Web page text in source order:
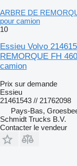
ARBRE DE
pour camion
10
Essieu Volvo
REMORQUE FH
camion
Prix sur demande
Essieu
21461543 // 21762098
Pays-Bas,
Schmidt Trucks B.V.
Contacter le vendeur